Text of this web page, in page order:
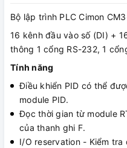
Bộ lập trình PLC Cimon
16 kênh đầu vào số (DI) +
thông 1 cổng RS-232, 1
Tính năng
Điều khiển PID có thể
module PID.
Đọc thời gian từ module
của thanh ghi F.
I/O reservation - Kiểm